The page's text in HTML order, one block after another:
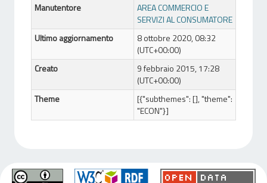
Manutentore
AREA COMMERCIO E
SERVIZI AL CONSUMATORE
Ultimo aggiornamento
8 ottobre 2020, 08:32
(UTC+00:00)
Creato
9 febbraio 2015, 17:28
(UTC+00:00)
Theme
[{"subthemes": [], "theme":
"ECON"}]